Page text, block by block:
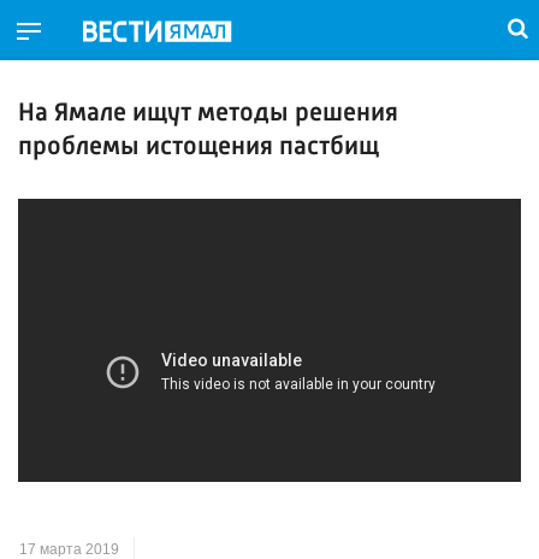
На Ямале ищут методы решения
проблемы истощения пастбищ
17 марта 2019